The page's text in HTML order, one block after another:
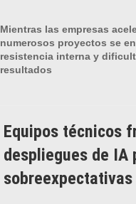
Mientras las empresas
numerosos proyectos se
resistencia interna y
resultados
Equipos técnicos
despliegues de IA
sobreexpectativas